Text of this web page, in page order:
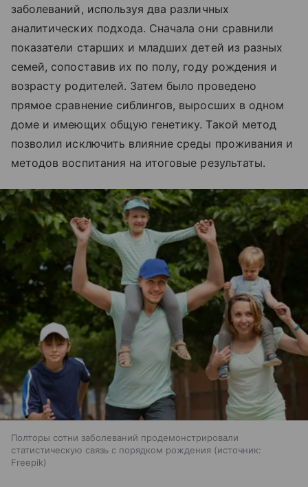
заболеваний, используя два различных
аналитических подхода. Сначала они сравнили
показатели старших и младших детей из разных
семей, сопоставив их по полу, году рождения и
возрасту родителей. Затем было проведено
прямое сравнение сиблингов, выросших в одном
доме и имеющих общую генетику. Такой метод
позволил исключить влияние среды проживания и
методов воспитания на итоговые результаты.
Полторы сотни заболеваний продемонстрировали
статистическую связь с порядком рождения
источник:
Freepik